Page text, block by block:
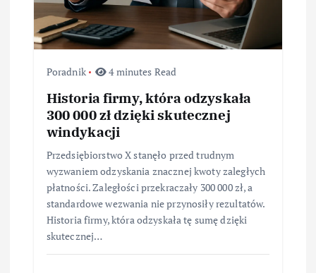
s
u
Poradnik 4 minutes Read
Historia firmy, która odzyskała
300 000 zł dzięki skutecznej
windykacji
Przedsiębiorstwo X stanęło przed trudnym
wyzwaniem odzyskania znacznej kwoty zaległych
płatności. Zaległości przekraczały 300 000 zł, a
standardowe wezwania nie przynosiły rezultatów.
Historia firmy, która odzyskała tę sumę dzięki
skutecznej…